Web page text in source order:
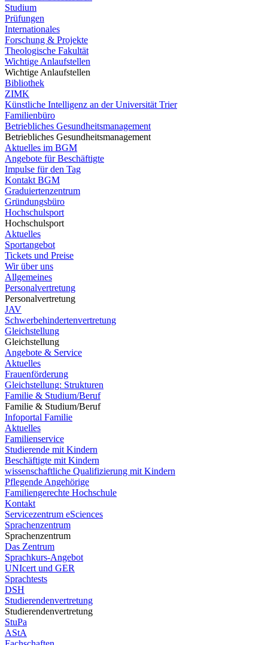
Studium
Prüfungen
Internationales
Forschung & Projekte
Theologische Fakultät
Wichtige Anlaufstellen
Wichtige Anlaufstellen
Bibliothek
ZIMK
Künstliche Intelligenz an der Universität Trier
Familienbüro
Betriebliches Gesundheitsmanagement
Betriebliches Gesundheitsmanagement
Aktuelles im BGM
Angebote für Beschäftigte
Impulse für den Tag
Kontakt BGM
Graduiertenzentrum
Gründungsbüro
Hochschulsport
Hochschulsport
Aktuelles
Sportangebot
Tickets und Preise
Wir über uns
Allgemeines
Personalvertretung
Personalvertretung
JAV
Schwerbehindertenvertretung
Gleichstellung
Gleichstellung
Angebote & Service
Aktuelles
Frauenförderung
Gleichstellung: Strukturen
Familie & Studium/Beruf
Familie & Studium/Beruf
Infoportal Familie
Aktuelles
Familienservice
Studierende mit Kindern
Beschäftigte mit Kindern
wissenschaftliche Qualifizierung mit Kindern
Pflegende Angehörige
Familiengerechte Hochschule
Kontakt
Servicezentrum eSciences
Sprachenzentrum
Sprachenzentrum
Das Zentrum
Sprachkurs-Angebot
UNIcert und GER
Sprachtests
DSH
Studierendenvertretung
Studierendenvertretung
StuPa
AStA